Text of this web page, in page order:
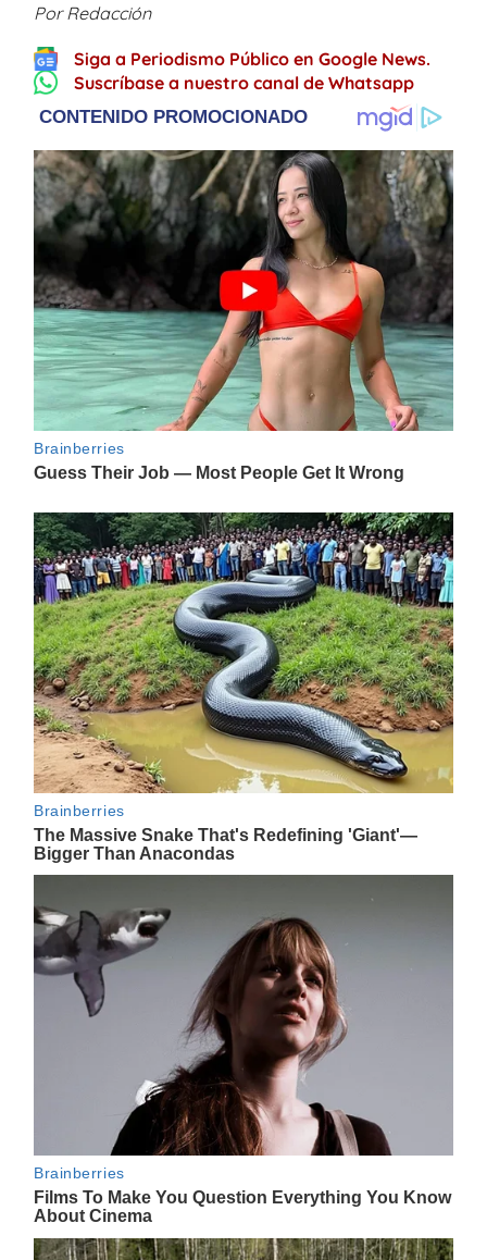
Por Redacción
Siga a Periodismo Público en Google News.
Suscríbase a nuestro canal de Whatsapp